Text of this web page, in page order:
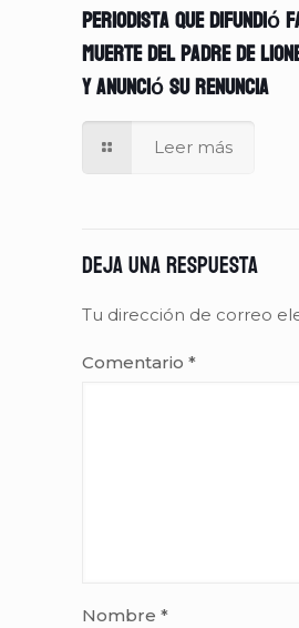
Periodista que difundió
muerte del padre de
y anunció su renuncia
Leer más
Deja una respuesta
Tu dirección de correo
Comentario *
Nombre *